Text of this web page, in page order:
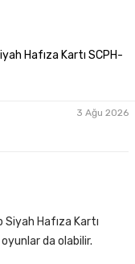
Hafıza Kartı SCPH-
3 Ağu 2026
Hafıza Kartı
da olabilir.